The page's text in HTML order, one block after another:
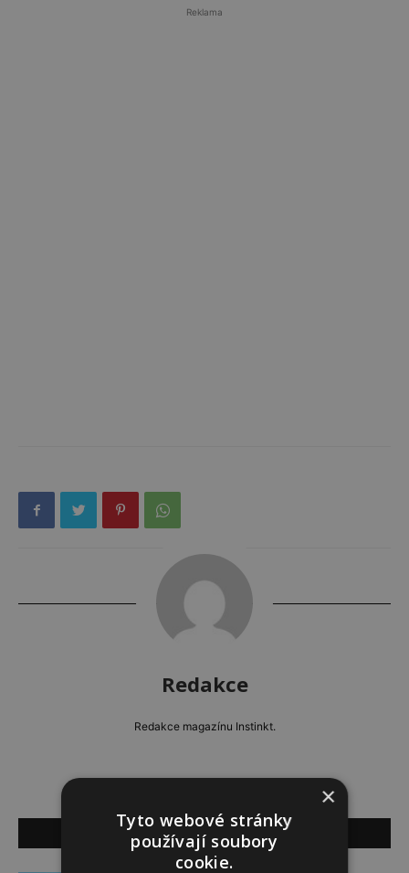
Reklama
Redakce
Redakce magazínu Instinkt.
SOUVISEJÍCÍ ČLÁNKY
×
Tyto webové stránky
používají soubory
cookie.